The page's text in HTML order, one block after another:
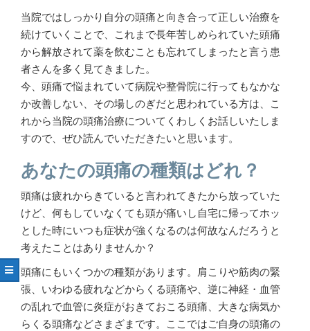
当院ではしっかり自分の頭痛と向き合って正しい治療を
続けていくことで、これまで長年苦しめられていた頭痛
から解放されて薬を飲むことも忘れてしまったと言う患
者さんを多く見てきました。
今、頭痛で悩まれていて病院や整骨院に行ってもなかな
か改善しない、その場しのぎだと思われている方は、こ
れから当院の頭痛治療についてくわしくお話しいたしま
すので、ぜひ読んでいただきたいと思います。
あなたの頭痛の種類はどれ？
頭痛は疲れからきていると言われてきたから放っていた
けど、何もしていなくても頭が痛いし自宅に帰ってホッ
とした時にいつも症状が強くなるのは何故なんだろうと
考えたことはありませんか？
頭痛にもいくつかの種類があります。肩こりや筋肉の緊
張、いわゆる疲れなどからくる頭痛や、逆に神経・血管
の乱れで血管に炎症がおきておこる頭痛、大きな病気か
らくる頭痛などさまざまです。ここではご自身の頭痛の